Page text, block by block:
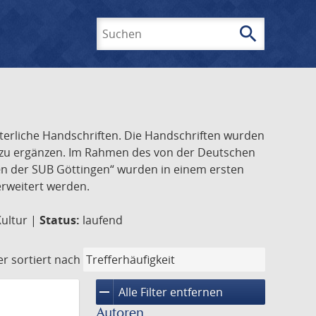
search
Handschriften. Die Handschriften wurden
ergänzen. Im Rahmen des von der Deutschen
SUB Göttingen“ wurden in einem ersten
werden.
| Status: laufend
sortiert nach
remove Alle Filter entfernen